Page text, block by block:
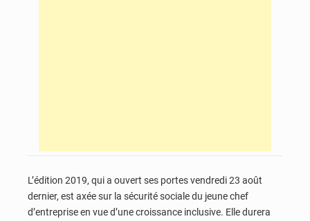
L’édition 2019, qui a ouvert ses portes vendredi 23 août
dernier, est axée sur la sécurité sociale du jeune chef
d’entreprise en vue d’une croissance inclusive. Elle durera